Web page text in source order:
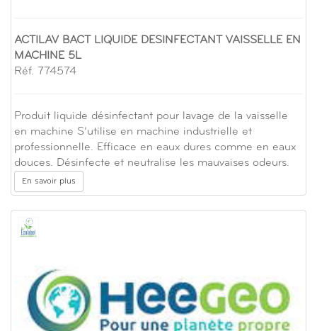
ACTILAV BACT LIQUIDE DESINFECTANT VAISSELLE EN
MACHINE 5L
Réf. 774574
Produit liquide désinfectant pour lavage de la vaisselle
en machine S’utilise en machine industrielle et
professionnelle. Efficace en eaux dures comme en eaux
douces. Désinfecte et neutralise les mauvaises odeurs.
En savoir plus